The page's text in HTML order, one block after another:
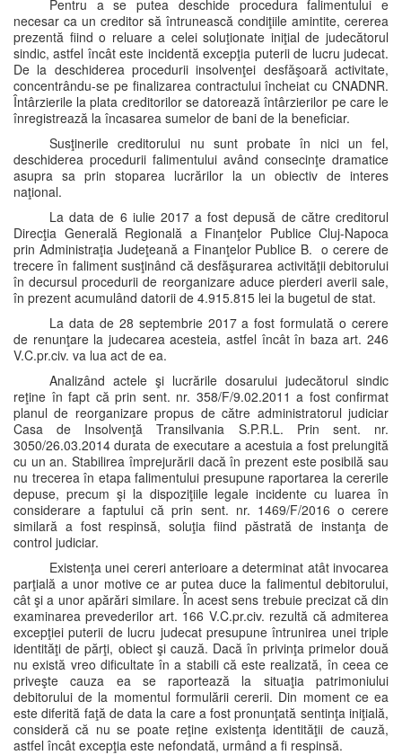
Pentru a se putea deschide procedura falimentului e
necesar ca un creditor să întrunească condiţiile amintite, cererea
prezentă fiind o reluare a celei soluţionate iniţial de judecătorul
sindic, astfel încât este incidentă excepţia puterii de lucru judecat.
De la deschiderea procedurii insolvenţei desfăşoară activitate,
concentrându-se pe finalizarea contractului încheiat cu CNADNR.
Întârzierile la plata creditorilor se datorează întârzierilor pe care le
înregistrează la încasarea sumelor de bani de la beneficiar.
Susţinerile creditorului nu sunt probate în nici un fel,
deschiderea procedurii falimentului având consecinţe dramatice
asupra sa prin stoparea lucrărilor la un obiectiv de interes
naţional.
La data de 6 iulie 2017 a fost depusă de către creditorul
Direcţia Generală Regională a Finanţelor Publice Cluj-Napoca
prin Administraţia Judeţeană a Finanţelor Publice B. o cerere de
trecere în faliment susţinând că desfăşurarea activităţii debitorului
în decursul procedurii de reorganizare aduce pierderi averii sale,
în prezent acumulând datorii de 4.915.815 lei la bugetul de stat.
La data de 28 septembrie 2017 a fost formulată o cerere
de renunţare la judecarea acesteia, astfel încât în baza art. 246
V.C.pr.civ. va lua act de ea.
Analizând actele şi lucrările dosarului judecătorul sindic
reţine în fapt că prin sent. nr. 358/F/9.02.2011 a fost confirmat
planul de reorganizare propus de către administratorul judiciar
Casa de Insolvenţă Transilvania S.P.R.L. Prin sent. nr.
3050/26.03.2014 durata de executare a acestuia a fost prelungită
cu un an. Stabilirea împrejurării dacă în prezent este posibilă sau
nu trecerea în etapa falimentului presupune raportarea la cererile
depuse, precum şi la dispoziţiile legale incidente cu luarea în
considerare a faptului că prin sent. nr. 1469/F/2016 o cerere
similară a fost respinsă, soluţia fiind păstrată de instanţa de
control judiciar.
Existenţa unei cereri anterioare a determinat atât invocarea
parţială a unor motive ce ar putea duce la falimentul debitorului,
cât şi a unor apărări similare. În acest sens trebuie precizat că din
examinarea prevederilor art. 166 V.C.pr.civ. rezultă că admiterea
excepţiei puterii de lucru judecat presupune întrunirea unei triple
identităţi de părţi, obiect şi cauză. Dacă în privinţa primelor două
nu există vreo dificultate în a stabili că este realizată, în ceea ce
priveşte cauza ea se raportează la situaţia patrimoniului
debitorului de la momentul formulării cererii. Din moment ce ea
este diferită faţă de data la care a fost pronunţată sentinţa iniţială,
consideră că nu se poate reţine existenţa identităţii de cauză,
astfel încât excepţia este nefondată, urmând a fi respinsă.